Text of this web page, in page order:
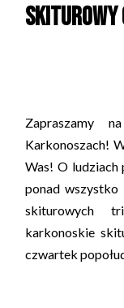
Skiturowy
Zapraszamy
Karkonoszach!
Was! O ludziach
ponad wszystko
skiturowych
karkonoskie
czwartek